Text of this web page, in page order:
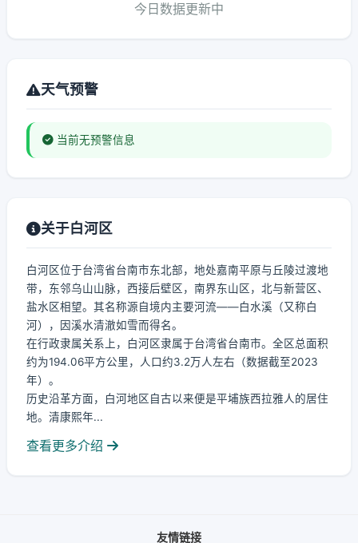
今日数据更新中
天气预警
当前无预警信息
关于白河区
白河区位于台湾省台南市东北部，地处嘉南平原与丘陵过渡地
带，东邻乌山山脉，西接后壁区，南界东山区，北与新营区、
盐水区相望。其名称源自境内主要河流——白水溪（又称白
河），因溪水清澈如雪而得名。
在行政隶属关系上，白河区隶属于台湾省台南市。全区总面积
约为194.06平方公里，人口约3.2万人左右（数据截至2023
年）。
历史沿革方面，白河地区自古以来便是平埔族西拉雅人的居住
地。清康熙年...
查看更多介绍
友情链接